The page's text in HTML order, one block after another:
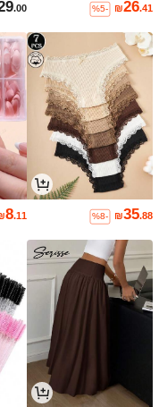
₪26.41
%5-
.00
₪35.88
%8-
8.11